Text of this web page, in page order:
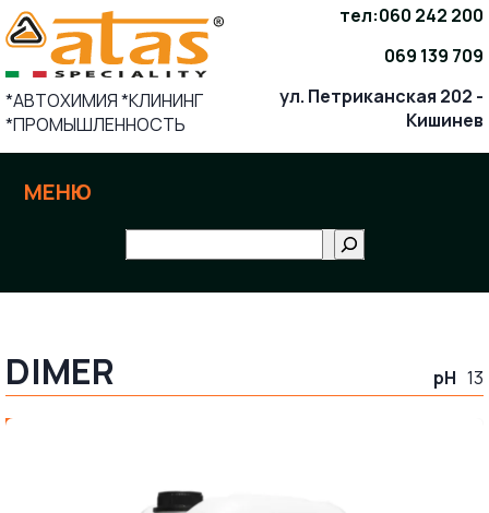
Skip
to
content
*АВТОХИМИЯ *КЛИНИНГ
*ПРОМЫШЛЕННОСТЬ
тел:060 242 200
069 139 709
ул. Петриканская 202 -
Кишинев
МЕНЮ
DIMER pH 13